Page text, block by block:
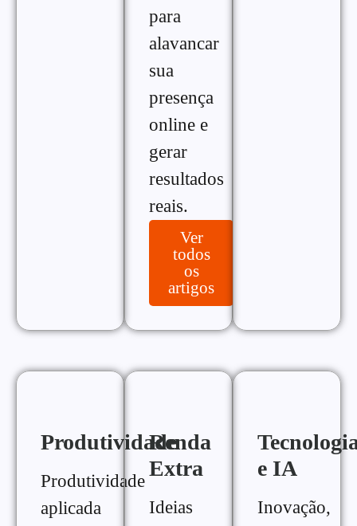
para
alavancar
sua
presença
online e
gerar
resultados
reais.
Ver
todos
os
artigos
Produtividade
Produtividade
aplicada
Renda
Extra
Ideias
e IA
Inovação,